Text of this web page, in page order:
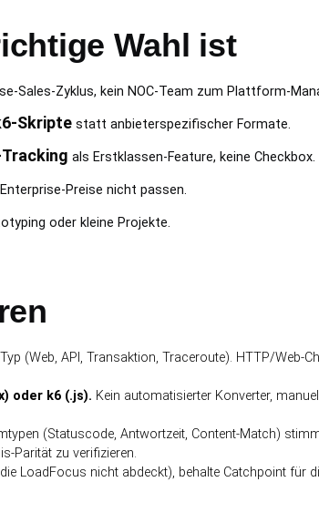
Wahl ist
Sales-Zyklus, kein NOC-Team zum Plattform-
Skriptestatt anbieterspezifischer Formate.
als Erstklassen-Feature, keine Checkbox.
Preise nicht passen.
oder kleine Projekte.
(Web, API, Transaktion, Traceroute). HTTP/Web-
oder k6 (.js). Kein automatisierter Konverter,
(Statuscode, Antwortzeit, Content-Match)
Parität zu verifizieren.
LoadFocus nicht abdeckt), behalte Catchpoint für